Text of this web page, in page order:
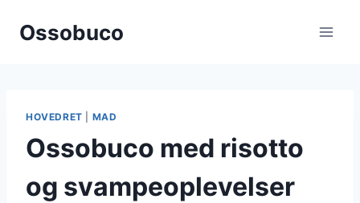
Ossobuco
HOVEDRET MAD
Ossobuco med risotto
og svampeoplevelser